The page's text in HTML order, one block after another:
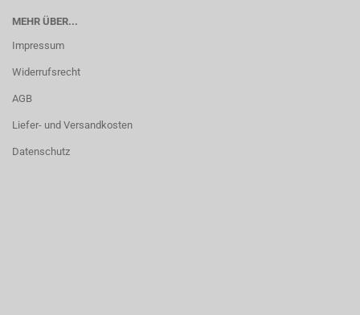
MEHR ÜBER...
Impressum
Widerrufsrecht
AGB
Liefer- und Versandkosten
Datenschutz